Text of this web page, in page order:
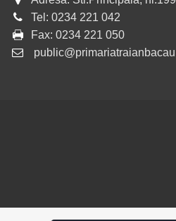
Tel: 0234 221 042
Fax: 0234 221 050